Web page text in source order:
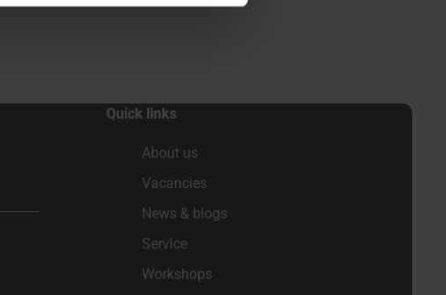
Quick links
About us
Vacancies
News & blogs
Service
Workshops